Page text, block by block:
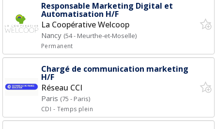
Responsable Marketing Digital et
Automatisation H/F
La Coopérative Welcoop
Nancy (54 - Meurthe-et-Moselle)
Permanent
Chargé de communication marketing
H/F
Réseau CCI
Paris (75 - Paris)
CDI - Temps plein